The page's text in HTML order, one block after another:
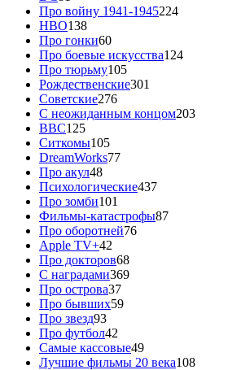
Про войну 1941-1945224
HBO138
Про гонки60
Про боевые искусства124
Про тюрьму105
Рождественские301
Советские276
С неожиданным концом203
BBC125
Ситкомы105
DreamWorks77
Про акул48
Психологические437
Про зомби101
Фильмы-катастрофы87
Про оборотней76
Apple TV+42
Про докторов68
С наградами369
Про острова37
Про бывших59
Про звезд93
Про футбол42
Самые кассовые49
Лучшие фильмы 20 века108